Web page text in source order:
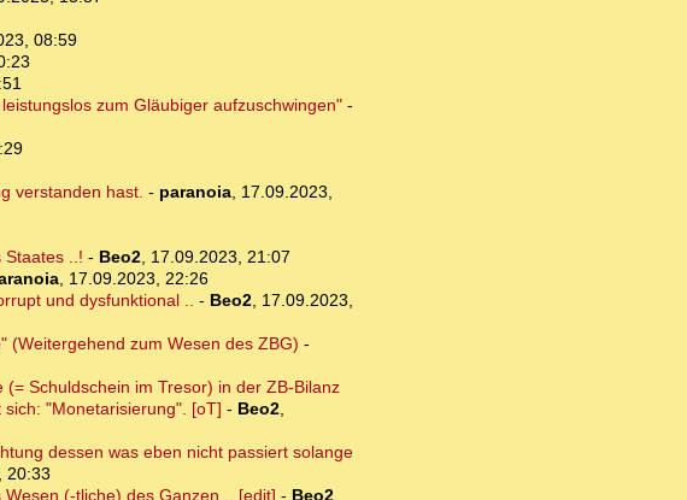
08:59
zum Gläubiger aufzuschwingen"-
verstanden hast. - paranoia, 17.09.2023,
Staates ..! - Beo2, 17.09.2023, 21:07
, 17.09.2023, 22:26
und dysfunktional .. - Beo2, 17.09.2023,
(Weitergehend zum Wesen des ZBG) -
Schuldschein im Tresor) in der ZB-Bilanz
"Monetarisierung". [oT] - Beo2,
dessen was eben nicht passiert solange
20:33
(-tliche) des Ganzen .. [edit] - Beo2,